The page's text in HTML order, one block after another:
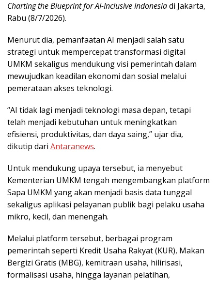
Charting the Blueprint for AI-Inclusive Indonesiadi Jakarta,
Rabu (8/7/2026).
Menurut dia, pemanfaatan AI menjadi salah satu
strategi untuk mempercepat transformasi digital
UMKM sekaligus mendukung visi pemerintah dalam
mewujudkan keadilan ekonomi dan sosial melalui
pemerataan akses teknologi.
“AI tidak lagi menjadi teknologi masa depan, tetapi
telah menjadi kebutuhan untuk meningkatkan
efisiensi, produktivitas, dan daya saing,” ujar dia,
dikutip dari Antaranews.
Untuk mendukung upaya tersebut, ia menyebut
Kementerian UMKM tengah mengembangkan platform
Sapa UMKM yang akan menjadi basis data tunggal
sekaligus aplikasi pelayanan publik bagi pelaku usaha
mikro, kecil, dan menengah.
Melalui platform tersebut, berbagai program
pemerintah seperti Kredit Usaha Rakyat (KUR), Makan
Bergizi Gratis (MBG), kemitraan usaha, hilirisasi,
formalisasi usaha, hingga layanan pelatihan,